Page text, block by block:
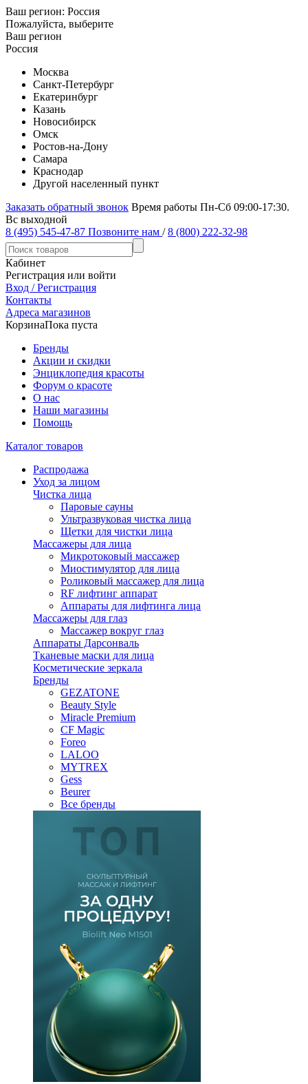
Ваш регион: Россия
Пожалуйста, выберите
Ваш регион
Россия
Москва
Санкт-Петербург
Екатеринбург
Казань
Новосибирск
Омск
Ростов-на-Дону
Самара
Краснодар
Другой населенный пункт
Заказать обратный звонок Время работы Пн-Сб 09:00-17:30.
Вс выходной
8 (495) 545-47-87 Позвоните нам / 8 (800) 222-32-98
Кабинет
Регистрация или войти
Вход / Регистрация
Контакты
Адреса магазинов
КорзинаПока пуста
Бренды
Акции и скидки
Энциклопедия красоты
Форум о красоте
О нас
Наши магазины
Помощь
Каталог товаров
Распродажа
Уход за лицом
Чистка лица
Паровые сауны
Ультразвуковая чистка лица
Щетки для чистки лица
Массажеры для лица
Микротоковый массажер
Миостимулятор для лица
Роликовый массажер для лица
RF лифтинг аппарат
Аппараты для лифтинга лица
Массажеры для глаз
Массажер вокруг глаз
Аппараты Дарсонваль
Тканевые маски для лица
Косметические зеркала
Бренды
GEZATONE
Beauty Style
Miracle Premium
CF Magic
Foreo
LALOO
MYTREX
Gess
Beurer
Все бренды